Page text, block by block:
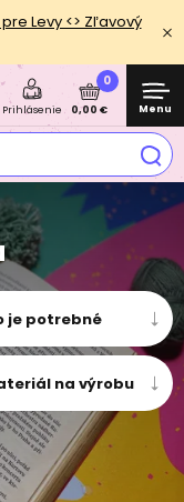
Levy <> Zľavový
Prihlásenie
0
0,00 € Menu
je potrebné
na výrobu